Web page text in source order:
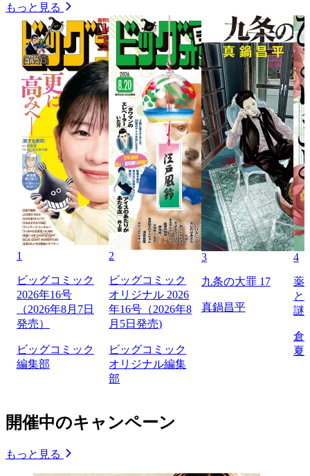
もっと見る
1
ビッグコミック
2026年16号
（2026年8月7日
発売）
ビッグコミック
編集部
2
ビッグコミック
オリジナル 2026
年16号（2026年8
月5日発売)
ビッグコミック
オリジナル編集
部
3
九条の大罪 17
真鍋昌平
4
薬
と
謎
倉
夏
開催中のキャンペーン
もっと見る